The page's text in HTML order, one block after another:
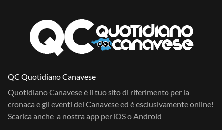
QC Quotidiano Canavese
Quotidiano Canavese è il tuo sito di riferimento per la
cronaca e gli eventi del Canavese ed è esclusivamente online!
Scarica anche la nostra app per iOSoAndroid